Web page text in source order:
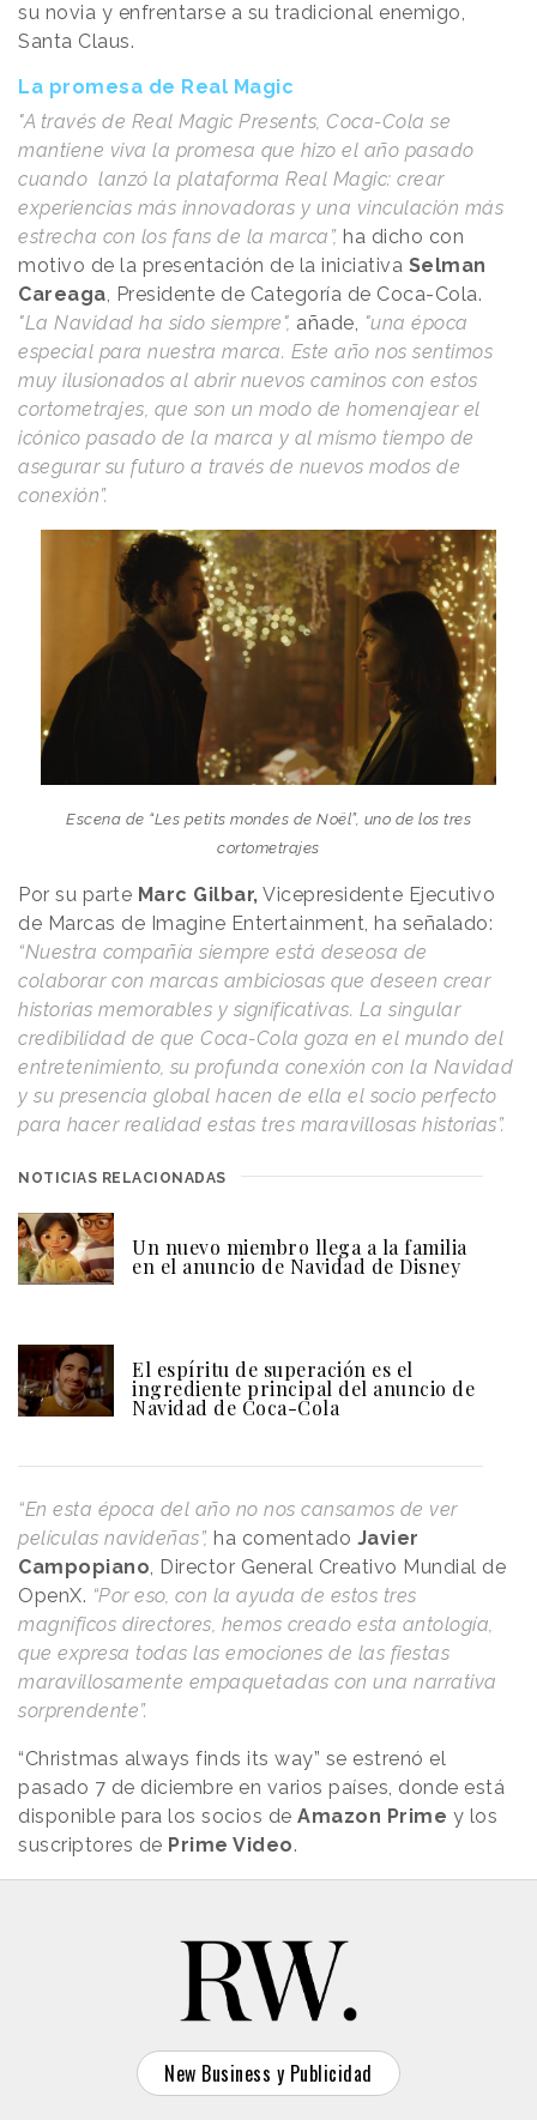
su novia y enfrentarse a su tradicional enemigo,
Santa Claus.
La promesa de Real Magic
"A través de Real Magic Presents, Coca-Cola se
mantiene viva la promesa que hizo el año pasado
cuando lanzó la plataforma Real Magic: crear
experiencias más innovadoras y una vinculación más
estrecha con los fans de la marca”, ha dicho con
motivo de la presentación de la iniciativa Selman
Careaga, Presidente de Categoría de Coca-Cola.
"La Navidad ha sido siempre", añade, "una época
especial para nuestra marca. Este año nos sentimos
muy ilusionados al abrir nuevos caminos con estos
cortometrajes, que son un modo de homenajear el
icónico pasado de la marca y al mismo tiempo de
asegurar su futuro a través de nuevos modos de
conexión”.
Escena de “Les petits mondes de Noël”, uno de los tres
cortometrajes
Por su parte Marc Gilbar, Vicepresidente Ejecutivo
de Marcas de Imagine Entertainment, ha señalado:
“Nuestra compañía siempre está deseosa de
colaborar con marcas ambiciosas que deseen crear
historias memorables y significativas. La singular
credibilidad de que Coca-Cola goza en el mundo del
entretenimiento, su profunda conexión con la Navidad
y su presencia global hacen de ella el socio perfecto
para hacer realidad estas tres maravillosas historias”.
NOTICIAS RELACIONADAS
Un nuevo miembro llega a la familia
en el anuncio de Navidad de Disney
El espíritu de superación es el
ingrediente principal del anuncio de
Navidad de Coca-Cola
“En esta época del año no nos cansamos de ver
películas navideñas”, ha comentado Javier
Campopiano, Director General Creativo Mundial de
OpenX. “Por eso, con la ayuda de estos tres
magníficos directores, hemos creado esta antología,
que expresa todas las emociones de las fiestas
maravillosamente empaquetadas con una narrativa
sorprendente”.
“Christmas always finds its way” se estrenó el
pasado 7 de diciembre en varios países, donde está
disponible para los socios de Amazon Prime y los
suscriptores de Prime Video.
New Business y Publicidad